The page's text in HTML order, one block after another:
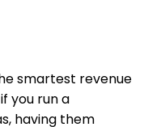
smartest revenue
you run a
having them